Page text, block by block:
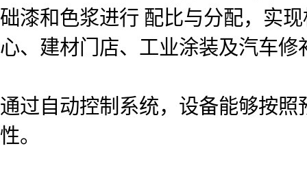
础漆和色浆进行 配比与分配，实
心、建材门店、工业涂装及汽车修
通过自动控制系统，设备能够按
性。